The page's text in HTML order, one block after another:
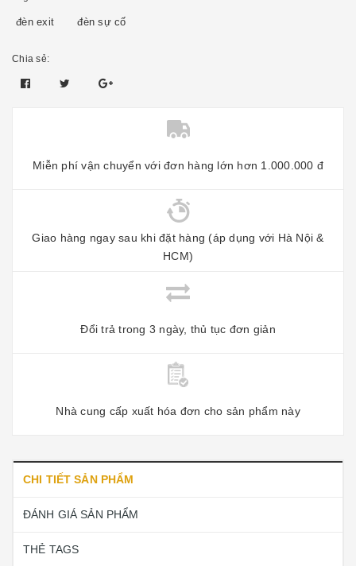
đèn exit đèn sự cố
Chia sẻ:
Miễn phí vận chuyển với đơn hàng lớn hơn 1.000.000 đ
Giao hàng ngay sau khi đặt hàng (áp dụng với Hà Nội &
HCM)
Đổi trả trong 3 ngày, thủ tục đơn giản
Nhà cung cấp xuất hóa đơn cho sản phẩm này
CHI TIẾT SẢN PHẨM
ĐÁNH GIÁ SẢN PHẨM
THẺ TAGS